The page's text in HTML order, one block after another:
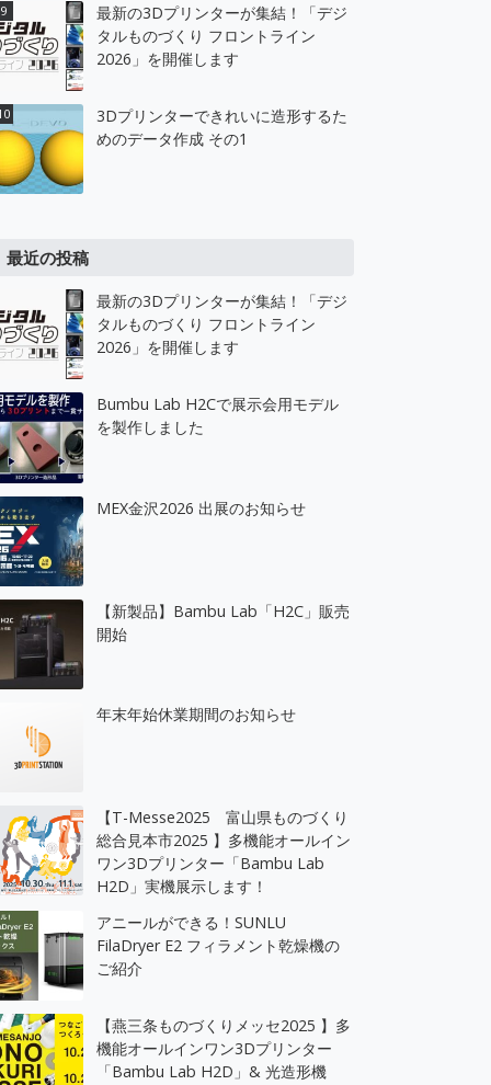
最新の3Dプリンターが集結！「デジ
タルものづくり フロントライン
2026」を開催します
3Dプリンターできれいに造形するた
めのデータ作成 その1
最近の投稿
最新の3Dプリンターが集結！「デジ
タルものづくり フロントライン
2026」を開催します
Bumbu Lab H2Cで展示会用モデル
を製作しました
MEX金沢2026 出展のお知らせ
【新製品】Bambu Lab「H2C」販売
開始
年末年始休業期間のお知らせ
【T-Messe2025 富山県ものづくり
総合見本市2025 】多機能オールイン
ワン3Dプリンター「Bambu Lab
H2D」実機展示します！
アニールができる！SUNLU
FilaDryer E2 フィラメント乾燥機の
ご紹介
【燕三条ものづくりメッセ2025 】多
機能オールインワン3Dプリンター
「Bambu Lab H2D」& 光造形機